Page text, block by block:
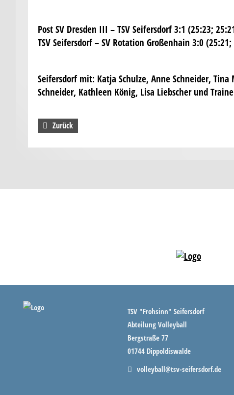
Post SV Dresden III – TSV Seifersdorf 3:1 (25:23;
TSV Seifersdorf – SV Rotation Großenhain 3:0
Seifersdorf mit: Katja Schulze, Anne Schneider,
Schneider, Kathleen König, Lisa Liebscher und
Zurück
TSV "Frohsinn" Seifersdorf
Abteilung Volleyball
Bergstraße 77
01744 Dippoldiswalde
volleyball@tsv-seifersdorf.de